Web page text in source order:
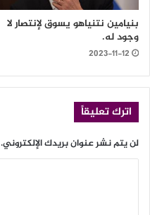
بنيامين نتنياهو يسوق لإنتصار لا
وجود له.
2023-11-12
اترك تعليقاً
لن يتم نشر عنوان بريدك الإلكتروني.